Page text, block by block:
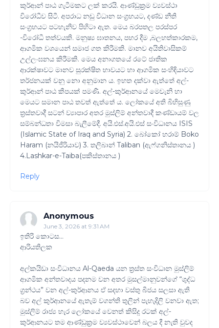
කුර්ආන් පාඨ ගැටීමකට ලක් කරයි. ආණ්ඩුක්‍රම ව්‍යවස්ථා
විරෝධීව සිටී. අපරාධ නඩු විධාන සංග්‍රහයට, දණ්ඩ නීති
සංග්‍රහයට පටහැනිව පිහිටා ඇත. මෙය බරපතල පරස්පර
-විරෝධී තත්වයකි. මනුෂ්‍ය ඝාතනය, පහර දීම ,බලහත්කාරකම,
ආගමික වශයෙන් සමාජ ගත කිරීමකි. මානව අයිතිවාසිකම්
උල්ලංඝනය කිරීමකි. මෙය අනාගතයේ රටේ ජාතික
ආරක්ෂාවට මානව සුරක්ෂිත භාවයට හා ආගමික සංහිඳියාවට
තර්ජනයක් වනු නො අනුමාන ය. ඉහත දක්වා ඇත්තේ අල්-
කුර්ආන් පාඨ කීපයක් පමණි. අල්-කුර්ආනයේ මෙවැනි හා
මෙයට සමාන පාඨ තවත් ඇත්තේ ය. ලෝකයේ අති බිහිසුණු
ත්‍රස්තවාදී සටන් ව්‍යාපාර අතර මුස්ලිම් අන්තවාදී කණ්ඩායම් වල
සම්බන්ධතා විමසා බැලීමේදී. අයි.එස්.අයි.එස් සංවිධානය ISIS
(Islamic State of Iraq and Syria) 2. බෝකෝ හරාම් Boko
Haram (නයිජීරියාව) 3. තලිබාන් Taliban (ඇෆ්ගනිස්තානය )
4.Lashkar-e-Taiba(පකිස්තානය )
Reply
Anonymous
June 3, 2026 at 9:31 AM
ඉතිරි කොටස…
ආරියතිලක
අල්කයිඩා සංවිධානය Al-Qaeda යන ත්‍රස්ත සංවිධාන මුස්ලිම්
ආගමික අන්තවාදය පදනම වන අතර මුසල්මානුවන්ගේ “ශුද්ධ
ග්‍රන්ථය” වන අල්-කුර්ආනය ඒ සදහා වස්තු බීජය සලසා ඇති
බව අල් කුර්ආනයේ ඇතැම් වගන්ති තුලින් පැහැදිලි වනවා ඇත;
මුස්ලිම් රාජ්‍ය හැර ලෝකයේ වෙනත් කිසිදු රටක් අල්-
කුර්ආනයට තම ආණ්ඩුක්‍රම ව්‍යවස්ථාවෙන් බලය දී නැති වුවද